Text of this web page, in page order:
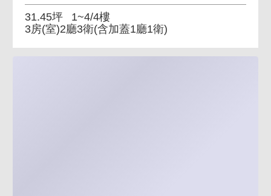
31.45坪
1~4/4樓
3房(室)2廳3衛(含加蓋1廳1衛)